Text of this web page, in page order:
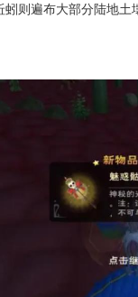
则遍布大部分陆地